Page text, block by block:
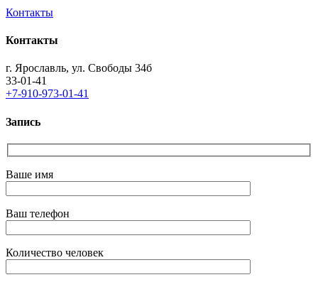
Контакты
Контакты
г. Ярославль, ул. Свободы 34б
33-01-41
+7-910-973-01-41
Запись
Ваше имя
Ваш телефон
Количество человек